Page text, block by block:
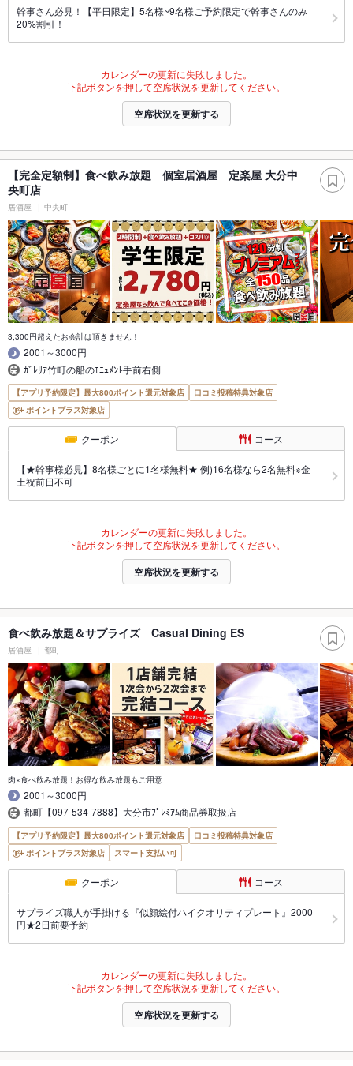
幹事さん必見！【平日限定】5名様~9名様ご予約限定で幹事さんのみ
20%割引！
カレンダーの更新に失敗しました。
下記ボタンを押して空席状況を更新してください。
空席状況を更新する
【完全定額制】食べ飲み放題 個室居酒屋 定楽屋 大分中
央町店
居酒屋 中央町
3,300円超えたお会計は頂きません！
2001～3000円
ｶﾞﾚﾘｱ竹町の船のﾓﾆｭﾒﾝﾄ手前右側
【アプリ予約限定】最大800ポイント還元対象店
口コミ投稿特典対象店
ポイントプラス対象店
クーポン コース
【★幹事様必見】8名様ごとに1名様無料★ 例)16名様なら2名無料※金
土祝前日不可
カレンダーの更新に失敗しました。
下記ボタンを押して空席状況を更新してください。
空席状況を更新する
食べ飲み放題＆サプライズ Casual Dining ES
居酒屋 都町
肉×食べ飲み放題！お得な飲み放題もご用意
2001～3000円
都町【097-534-7888】大分市ﾌﾟﾚﾐｱﾑ商品券取扱店
【アプリ予約限定】最大800ポイント還元対象店
口コミ投稿特典対象店
ポイントプラス対象店
スマート支払い可
クーポン コース
サプライズ職人が手掛ける『似顔絵付ハイクオリティプレート』2000
円★2日前要予約
カレンダーの更新に失敗しました。
下記ボタンを押して空席状況を更新してください。
空席状況を更新する